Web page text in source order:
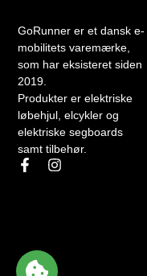
GoRunner er et dansk e-
mobilitets varemærke,
som har eksisteret siden
2019.
Produkter er elektriske
løbehjul, elcykler og
elektriske segboards
samt tilbehør.